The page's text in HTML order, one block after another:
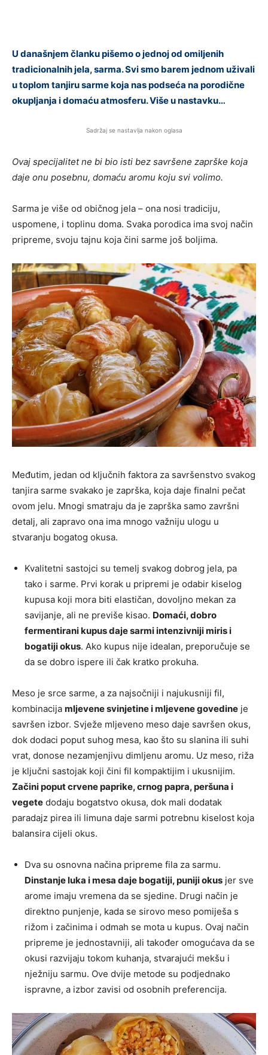
U današnjem članku pišemo o jednoj od omiljenih
tradicionalnih jela, sarma. Svi smo barem jednom uživali
u toplom tanjiru sarme koja nas podseća na porodične
okupljanja i domaću atmosferu. Više u nastavku…
Sadržaj se nastavlja nakon oglasa
Ovaj specijalitet ne bi bio isti bez savršene zaprške koja
daje onu posebnu, domaću aromu koju svi volimo.
Sarma je više od običnog jela – ona nosi tradiciju,
uspomene, i toplinu doma. Svaka porodica ima svoj način
pripreme, svoju tajnu koja čini sarme još boljima.
Međutim, jedan od ključnih faktora za savršenstvo svakog
tanjira sarme svakako je zaprška, koja daje finalni pečat
ovom jelu. Mnogi smatraju da je zaprška samo završni
detalj, ali zapravo ona ima mnogo važniju ulogu u
stvaranju bogatog okusa.
Kvalitetni sastojci su temelj svakog dobrog jela, pa
tako i sarme. Prvi korak u pripremi je odabir kiselog
kupusa koji mora biti elastičan, dovoljno mekan za
savijanje, ali ne previše kisao. Domaći, dobro
fermentirani kupus daje sarmi intenzivniji miris i
bogatiji okus. Ako kupus nije idealan, preporučuje se
da se dobro ispere ili čak kratko prokuha.
Meso je srce sarme, a za najsočniji i najukusniji fil,
kombinacija mljevene svinjetine i mljevene govedine je
savršen izbor. Svježe mljeveno meso daje savršen okus,
dok dodaci poput suhog mesa, kao što su slanina ili suhi
vrat, donose nezamjenjivu dimljenu aromu. Uz meso, riža
je ključni sastojak koji čini fil kompaktijim i ukusnijim.
Začini poput crvene paprike, crnog papra, peršuna i
vegete dodaju bogatstvo okusa, dok mali dodatak
paradajz pirea ili limuna daje sarmi potrebnu kiselost koja
balansira cijeli okus.
Dva su osnovna načina pripreme fila za sarmu.
Dinstanje luka i mesa daje bogatiji, puniji okus jer sve
arome imaju vremena da se sjedine. Drugi način je
direktno punjenje, kada se sirovo meso pomiješa s
rižom i začinima i odmah se mota u kupus. Ovaj način
pripreme je jednostavniji, ali također omogućava da se
okusi razvijaju tokom kuhanja, stvarajući mekšu i
nježniju sarmu. Ove dvije metode su podjednako
ispravne, a izbor zavisi od osobnih preferencija.